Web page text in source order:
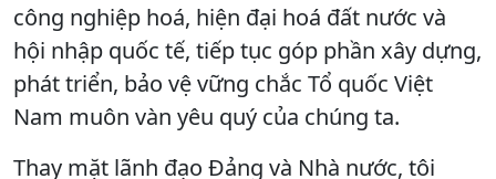
công nghiệp hoá, hiện đại hoá đất nước và
hội nhập quốc tế, tiếp tục góp phần xây dựng,
phát triển, bảo vệ vững chắc Tổ quốc Việt
Nam muôn vàn yêu quý của chúng ta.
Thay mặt lãnh đạo Đảng và Nhà nước, tôi